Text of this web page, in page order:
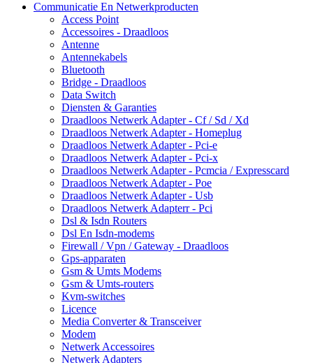
Communicatie En Netwerkproducten
Access Point
Accessoires - Draadloos
Antenne
Antennekabels
Bluetooth
Bridge - Draadloos
Data Switch
Diensten & Garanties
Draadloos Netwerk Adapter - Cf / Sd / Xd
Draadloos Netwerk Adapter - Homeplug
Draadloos Netwerk Adapter - Pci-e
Draadloos Netwerk Adapter - Pci-x
Draadloos Netwerk Adapter - Pcmcia / Expresscard
Draadloos Netwerk Adapter - Poe
Draadloos Netwerk Adapter - Usb
Draadloos Netwerk Adapterr - Pci
Dsl & Isdn Routers
Dsl En Isdn-modems
Firewall / Vpn / Gateway - Draadloos
Gps-apparaten
Gsm & Umts Modems
Gsm & Umts-routers
Kvm-switches
Licence
Media Converter & Transceiver
Modem
Netwerk Accessoires
Netwerk Adapters